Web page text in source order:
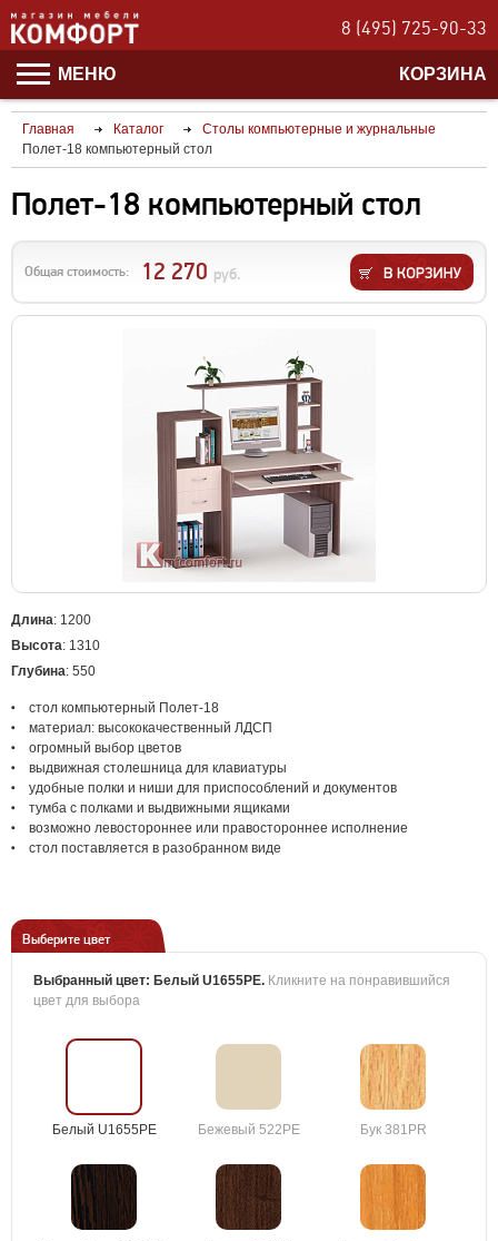
8 (495) 725-90-33
МЕНЮ КОРЗИНА
Главная Каталог
Столы компьютерные и журнальные
Полет-18 компьютерный стол
Полет-18 компьютерный стол
Общая стоимость: 12 270 руб.
Длина: 1200
Высота: 1310
Глубина: 550
стол компьютерный Полет-18
материал: высококачественный ЛДСП
огромный выбор цветов
выдвижная столешница для клавиатуры
удобные полки и ниши для приспособлений и документов
тумба с полками и выдвижными ящиками
возможно левостороннее или правостороннее исполнение
стол поставляется в разобранном виде
Выберите цвет
Выбранный цвет: Белый U1655PE. Кликните на понравившийся
цвет для выбора
Белый U1655PE Бежевый 522PE Бук 381PR